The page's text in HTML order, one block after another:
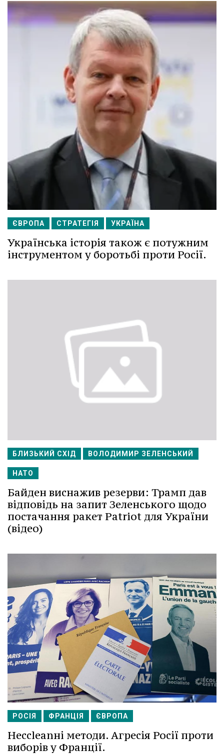
ЄВРОПА СТРАТЕГІЯ УКРАЇНА
Українська історія також є потужним
інструментом у боротьбі проти Росії.
БЛИЗЬКИЙ СХІД ВОЛОДИМИР ЗЕЛЕНСЬКИЙ
НАТО
Байден виснажив резерви: Трамп дав
відповідь на запит Зеленського щодо
постачання ракет Patriot для України
(відео)
РОСІЯ ФРАНЦІЯ ЄВРОПА
Несcleanні методи. Агресія Росії проти
виборів у Франції.